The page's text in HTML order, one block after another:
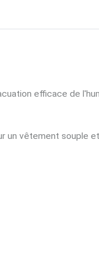
efficace de
un vêtement souple